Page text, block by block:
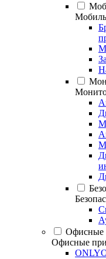
Офисные
Офисные